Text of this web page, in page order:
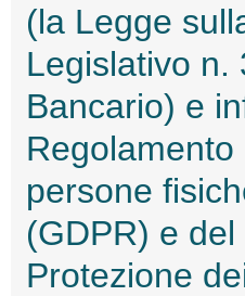
(la Legge
Legislativo n.
Bancario) e
persone
(GDPR) e
Protezione